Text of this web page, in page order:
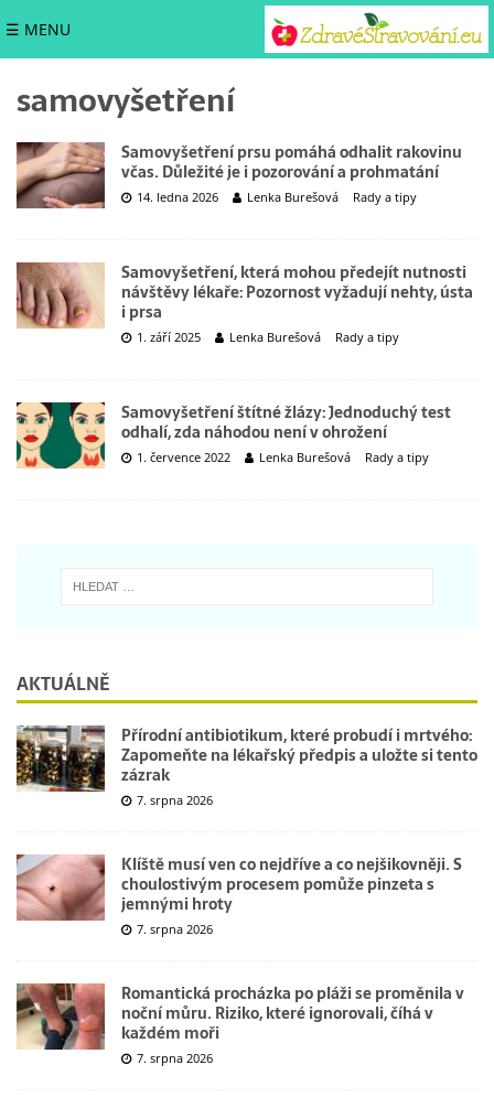
☰ MENU
samovyšetření
Samovyšetření prsu pomáhá odhalit rakovinu
včas. Důležité je i pozorování a prohmatání
14. ledna 2026 Lenka Burešová Rady a tipy
Samovyšetření, která mohou předejít nutnosti
návštěvy lékaře: Pozornost vyžadují nehty, ústa
i prsa
1. září 2025 Lenka Burešová Rady a tipy
Samovyšetření štítné žlázy: Jednoduchý test
odhalí, zda náhodou není v ohrožení
1. července 2022 Lenka Burešová Rady a tipy
AKTUÁLNĚ
Přírodní antibiotikum, které probudí i mrtvého:
Zapomeňte na lékařský předpis a uložte si tento
zázrak
7. srpna 2026
Klíště musí ven co nejdříve a co nejšikovněji. S
choulostivým procesem pomůže pinzeta s
jemnými hroty
7. srpna 2026
Romantická procházka po pláži se proměnila v
noční můru. Riziko, které ignorovali, číhá v
každém moři
7. srpna 2026